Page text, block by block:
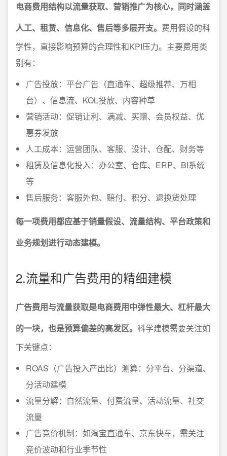
电商费用结构以流量获取、营销推广为核心，同时涵盖
人工、租赁、信息化、售后等多层开支。 费用假设的科
学性，直接影响预算的合理性和KPI压力。主要费用类
别有：
广告投放：平台广告（直通车、超级推荐、万相
台）、信息流、KOL投放、内容种草
营销活动：促销让利、满减、买赠、会员权益、优
惠券发放
人工成本：运营团队、客服、设计、仓配、财务等
租赁及信息化投入：办公室、仓库、ERP、BI系统
等
售后服务：客服外包、赔付、积分、退换货处理
每一项费用都应基于销量假设、流量结构、平台政策和
业务规划进行动态建模。
2.流量和广告费用的精细建模
广告费用与流量获取是电商费用中弹性最大、杠杆最大
的一块，也是预算偏差的高发区。 科学建模需要关注如
下关键点：
ROAS（广告投入产出比）测算：分平台、分渠道、
分活动建模
流量分解：自然流量、付费流量、活动流量、社交
流量
广告竞价机制：如淘宝直通车、京东快车，需关注
竞价波动和行业季节性